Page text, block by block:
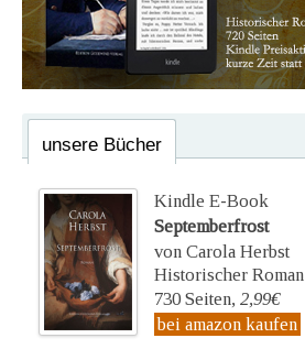
unsere Bücher
Kindle E-Book
Septemberfrost
von Carola Herbst
Historischer Roman
730 Seiten, 2,99€
bei amazon kaufen